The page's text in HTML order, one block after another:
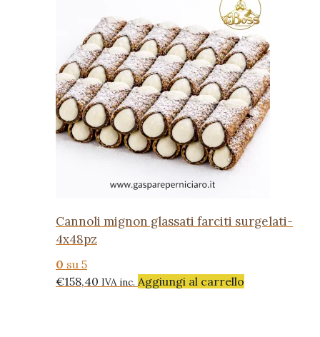
Cannoli mignon glassati farciti surgelati-
4x48pz
0 su 5
€158,40 IVA inc. Aggiungi al carrello